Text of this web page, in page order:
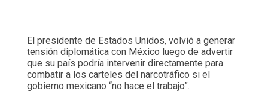
El presidente de Estados Unidos, volvió a generar
tensión diplomática con México luego de advertir
que su país podría intervenir directamente para
combatir a los carteles del narcotráfico si el
gobierno mexicano “no hace el trabajo”.